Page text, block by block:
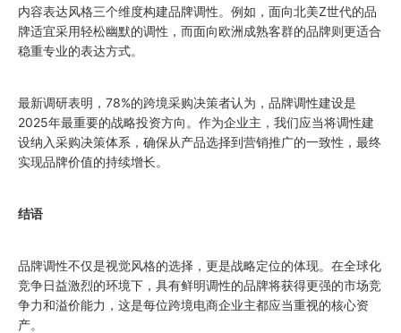
内容表达风格三个维度构建品牌调性。例如，面向北美Z世代的品
牌适宜采用轻松幽默的调性，而面向欧洲成熟客群的品牌则更适合
稳重专业的表达方式。
最新调研表明，78%的跨境采购决策者认为，品牌调性建设是
2025年最重要的战略投资方向。作为企业主，我们应当将调性建
设纳入采购决策体系，确保从产品选择到营销推广的一致性，最终
实现品牌价值的持续增长。
结语
品牌调性不仅是视觉风格的选择，更是战略定位的体现。在全球化
竞争日益激烈的环境下，具有鲜明调性的品牌将获得更强的市场竞
争力和溢价能力，这是每位跨境电商企业主都应当重视的核心资
产。